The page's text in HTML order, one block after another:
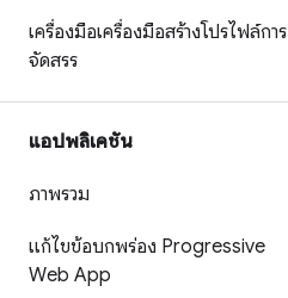
เครื่องมือเครื่องมือสร้างโปรไฟล์การ
จัดสรร
แอปพลิเคชัน
ภาพรวม
แก้ไขข้อบกพร่อง Progressive
Web App